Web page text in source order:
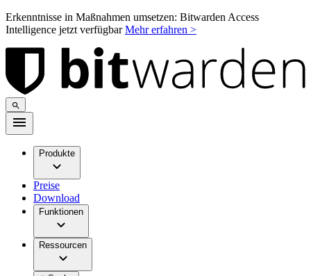
Erkenntnisse in Maßnahmen umsetzen: Bitwarden Access
Intelligence jetzt verfügbarMehr erfahren >
Produkte
Preise
Download
Funktionen
Ressourcen